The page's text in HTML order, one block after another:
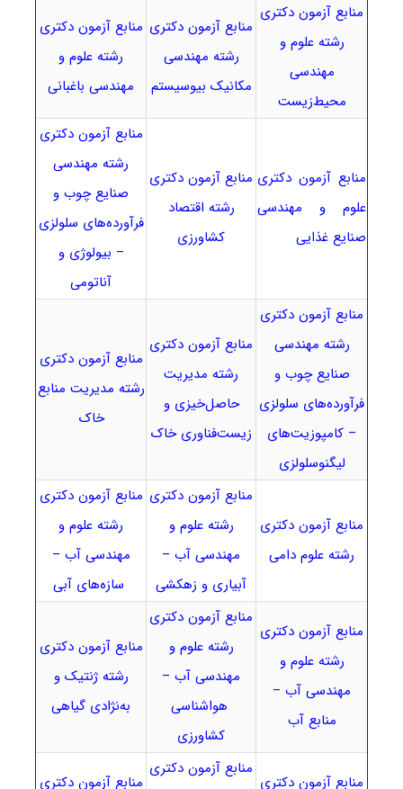
منابع آزمون دکتری
رشته علوم و
مهندسی
محیط‌زیست
منابع آزمون دکتری
رشته مهندسی
مکانیک بیوسیستم
منابع آزمون دکتری
رشته علوم و
مهندسی باغبانی
منابع آزمون دکتری
علوم و مهندسی
صنایع غذایی
منابع آزمون دکتری
رشته اقتصاد
کشاورزی
منابع آزمون دکتری
رشته مهندسی
صنایع چوب و
فرآورده‌های سلولزی
– بیولوژی و
آناتومی
منابع آزمون دکتری
رشته مهندسی
صنایع چوب و
فرآورده‌های سلولزی
– کامپوزیت‌های
لیگنوسلولزی
منابع آزمون دکتری
رشته مدیریت
حاصل‌خیزی و
زیست‌فناوری خاک
منابع آزمون دکتری
رشته مدیریت منابع
خاک
منابع آزمون دکتری
رشته علوم دامی
منابع آزمون دکتری
رشته علوم و
مهندسی آب –
آبیاری و زهکشی
منابع آزمون دکتری
رشته علوم و
مهندسی آب –
سازه‌های آبی
منابع آزمون دکتری
رشته علوم و
مهندسی آب –
منابع آب
منابع آزمون دکتری
رشته علوم و
مهندسی آب –
هواشناسی
کشاورزی
منابع آزمون دکتری
رشته ژنتیک و
به‌نژادی گیاهی
منابع آزمون دکتری
منابع آزمون دکتری
منابع آزمون دکتری